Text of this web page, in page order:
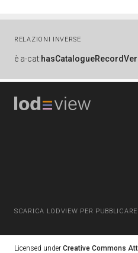
RELAZIONI INVERSE
è a-cat:
SCARICA LODVIEW PER
Licensed under Creative Commons